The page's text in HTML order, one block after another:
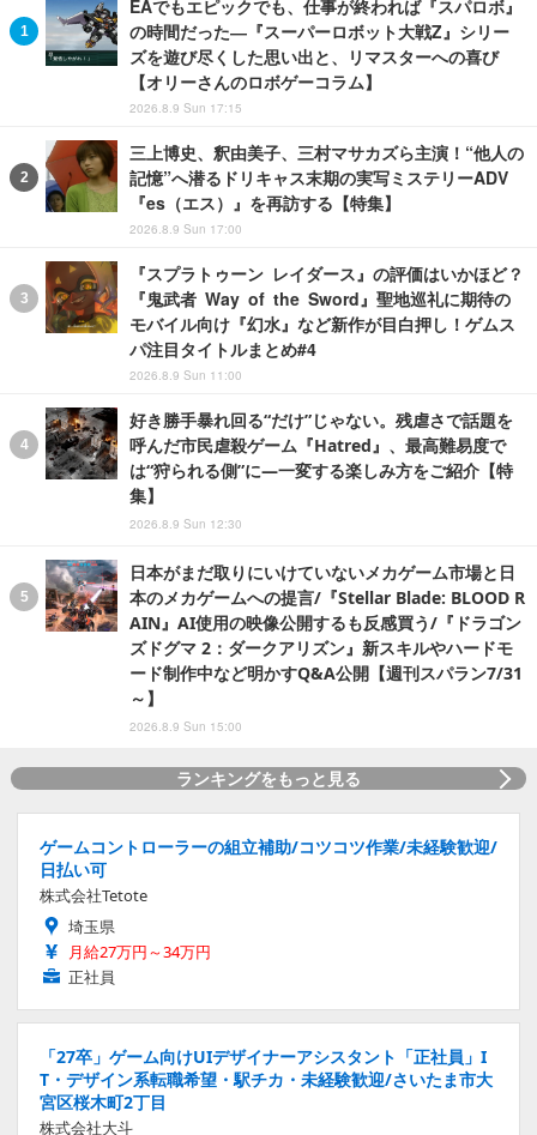
EAでもエピックでも、仕事が終われば『スパロボ』
の時間だった―『スーパーロボット大戦Z』シリー
ズを遊び尽くした思い出と、リマスターへの喜び
【オリーさんのロボゲーコラム】
2026.8.9 Sun 17:15
三上博史、釈由美子、三村マサカズら主演！“他人の
記憶”へ潜るドリキャス末期の実写ミステリーADV
『es（エス）』を再訪する【特集】
2026.8.9 Sun 17:00
『スプラトゥーン レイダース』の評価はいかほど？
『鬼武者 Way of the Sword』聖地巡礼に期待の
モバイル向け『幻水』など新作が目白押し！ゲムス
パ注目タイトルまとめ#4
2026.8.9 Sun 11:00
好き勝手暴れ回る“だけ”じゃない。残虐さで話題を
呼んだ市民虐殺ゲーム『Hatred』、最高難易度で
は“狩られる側”に―一変する楽しみ方をご紹介【特
集】
2026.8.9 Sun 12:30
日本がまだ取りにいけていないメカゲーム市場と日
本のメカゲームへの提言/『Stellar Blade: BLOOD R
AIN』AI使用の映像公開するも反感買う/『ドラゴン
ズドグマ 2：ダークアリズン』新スキルやハードモ
ード制作中など明かすQ&A公開【週刊スパラン7/31
～】
2026.8.9 Sun 15:00
ランキングをもっと見る
ゲームコントローラーの組立補助/コツコツ作業/未経験歓迎/
日払い可
株式会社Tetote
埼玉県
月給27万円～34万円
正社員
「27卒」ゲーム向けUIデザイナーアシスタント「正社員」I
T・デザイン系転職希望・駅チカ・未経験歓迎/さいたま市大
宮区桜木町2丁目
株式会社大斗